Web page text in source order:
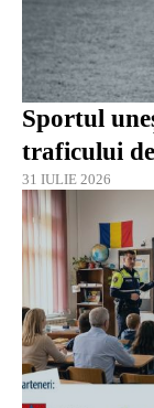
Sportul
traficului
31 IULIE 2026